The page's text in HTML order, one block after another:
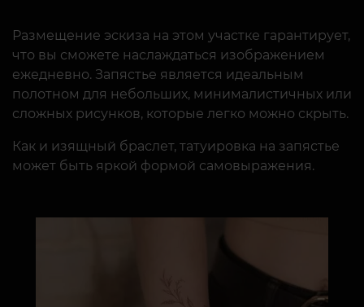
Размещение эскиза на этом участке гарантирует,
что вы сможете наслаждаться изображением
ежедневно. Запястье является идеальным
полотном для небольших, минималистичных или
сложных рисунков, которые легко можно скрыть.
Как и изящный браслет, татуировка на запястье
может быть яркой формой самовыражения.